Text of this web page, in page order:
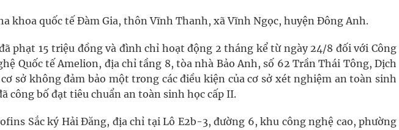
khoa quốc tế Đàm Gia, thôn Vĩnh Thanh, xã Vĩnh Ngọc, huyện Đông Anh.
phạt 15 triệu đồng và đình chỉ hoạt động 2 tháng kể từ ngày 24/8 đối với Công
Quốc tế Amelion, địa chỉ tầng 8, tòa nhà Bảo Anh, số 62 Trần Thái Tông, Dịch
cơ sở không đảm bảo một trong các điều kiện của cơ sở xét nghiệm an toàn sinh
công bố đạt tiêu chuẩn an toàn sinh học cấp II.
Sắc ký Hải Đăng, địa chỉ tại Lô E2b-3, đường 6, khu công nghệ cao, phường